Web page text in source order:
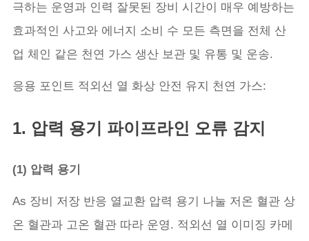
극하는 운영과 인력 잘못된 장비 시간이 매우 예방하는
효과적인 사고와 에너지 소비 수 모든 측면을 전체 산
업 체인 같은 천연 가스 생산 보관 및 유통 및 운송.
응용 포인트 적외선 열 화상 안전 유지 천연 가스:
1. 압력 용기 파이프라인 오류 감지
(1) 압력 용기
As 장비 저장 반응 열교환 압력 용기 나눌 저온 혈관 상
온 혈관과 고온 혈관 따라 운영. 적외선 열 이미징 카메